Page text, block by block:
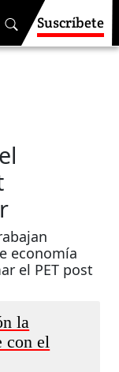
Suscríbete
economía
el PET post
la
con el